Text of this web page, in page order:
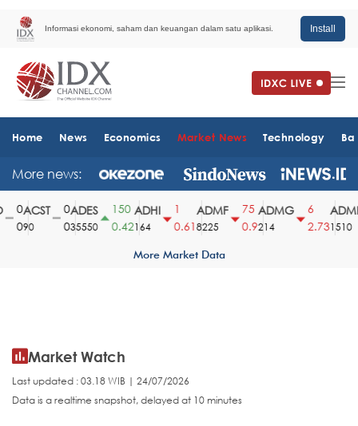
Informasi ekonomi, saham dan keuangan dalam satu aplikasi. Install
Home News Economics Market News Technology
More news:
ACST
90
ADES
35550
150
0.42
ADHI
164
0.61
ADMF
8225
75
0.9
ADMG
214
2.73
ADMR
1510
More Market Data
Market Watch
Last updated : 03.18 WIB | 24/07/2026
Data is a realtime snapshot, delayed at 10 minutes